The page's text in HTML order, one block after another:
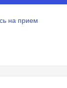
на прием